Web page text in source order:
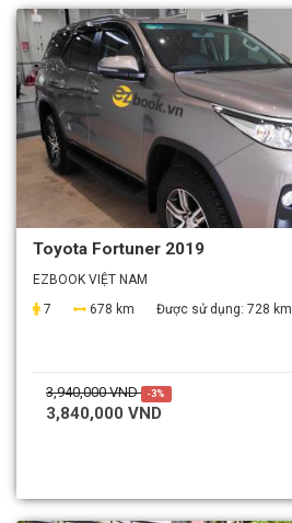
Toyota Fortuner 2019
EZBOOK VIỆT NAM
7
678 km Được sử dụng: 728 km
3,940,000 VND -3%
3,840,000 VND